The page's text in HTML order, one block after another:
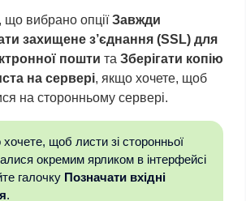
що вибрано опціїЗавжди
захищене з’єднання (SSL) для
пошти та Зберігати копію
на сервері, якщо хочете, щоб
на сторонньому сервері.
щоб листи зі сторонньої
окремим ярликом в інтерфейсі
галочку Позначати вхідні
.